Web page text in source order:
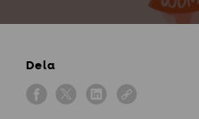
Dela